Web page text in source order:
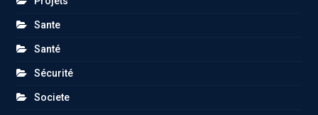
Sante
Santé
Sécurité
Societe